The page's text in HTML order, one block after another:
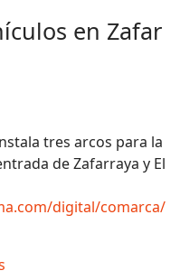
en Zafar
tres arcos para la
de Zafarraya y El
digital/comarca/